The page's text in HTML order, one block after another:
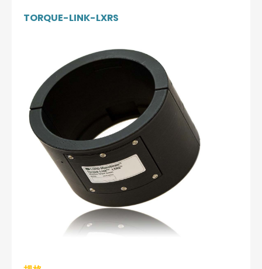
TORQUE-LINK-LXRS